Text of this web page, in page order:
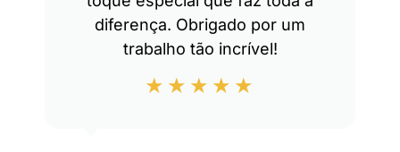
diferença. Obrigado por um
trabalho tão incrível!